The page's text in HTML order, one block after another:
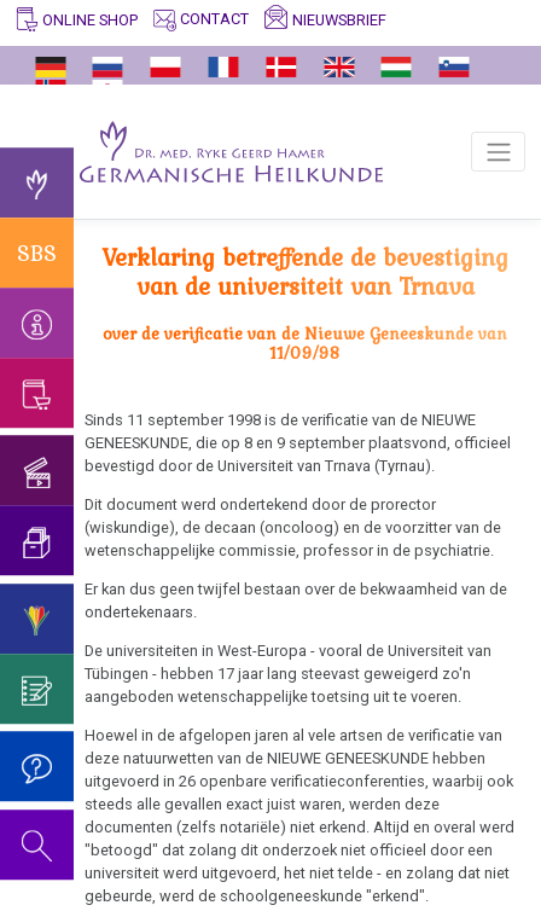
ONLINE SHOP CONTACT NIEUWSBRIEF
SBS
INFO
vertalingen
Overdenking:
GERMANISCHE
Waarom
Germanische
Heilkunde?
Het
onderscheid
psychologie
Het
onderscheid
met
psychosomatiek
Het
onderscheid
met
psycho-
oncologie
Germanische
Heilkunde
Gedragscode
Biologische
Harmonie
SBS
biologische
speciale
programma's
de
natuur
AIDS
Allergieën
Astma
Oogaandoeningen
Blaaskanker
Borstkanker
Boulimia
Darmkanker
Rectum-
Ca
Eierstok
Huidveranderingen
Neurodermatitis
ARCHIEF
Verklaring
betreffende
de
verificatie
in
Trnava
Bevestiging
van
de
Universiteit
Trnava
2024
2022
2020
2005
VIDEO'S
Habilitatierede
Universiteit
Trnava
Interview
Hamer
1998
Patiënte
van
Dr.
ORF
1994
Sanatorium
Rosenhof
ONDERWIJSPROGRAMMA
Belangrijke
informatie
Bestaan
zogenaamde
ERFAHRUNGSBERICHTE
ONDERSTEUNING
zoek
hulp...
Congressen:
ENTDECKER
med.
Ryke
Geerd
Hamer
van
Dr.
Hamer
Verjaardagsconcert
2018
Verjaardagsconcert
2019
video
voor
de
verjaardag
2022
Verklaring betreffende de bevestiging
van de universiteit van Trnava
over de verificatie van de Nieuwe Geneeskunde van
11/09/98
Sinds 11 september 1998 is de verificatie van de NIEUWE
GENEESKUNDE, die op 8 en 9 september plaatsvond, officieel
bevestigd door de Universiteit van Trnava (Tyrnau).
Dit document werd ondertekend door de prorector
(wiskundige), de decaan (oncoloog) en de voorzitter van de
wetenschappelijke commissie, professor in de psychiatrie.
Er kan dus geen twijfel bestaan over de bekwaamheid van de
ondertekenaars.
De universiteiten in West-Europa - vooral de Universiteit van
Tübingen - hebben 17 jaar lang steevast geweigerd zo'n
aangeboden wetenschappelijke toetsing uit te voeren.
Hoewel in de afgelopen jaren al vele artsen de verificatie van
deze natuurwetten van de NIEUWE GENEESKUNDE hebben
uitgevoerd in 26 openbare verificatieconferenties, waarbij ook
steeds alle gevallen exact juist waren, werden deze
documenten (zelfs notariële) niet erkend. Altijd en overal werd
"betoogd" dat zolang dit onderzoek niet officieel door een
universiteit werd uitgevoerd, het niet telde - en zolang dat niet
gebeurde, werd de schoolgeneeskunde "erkend".